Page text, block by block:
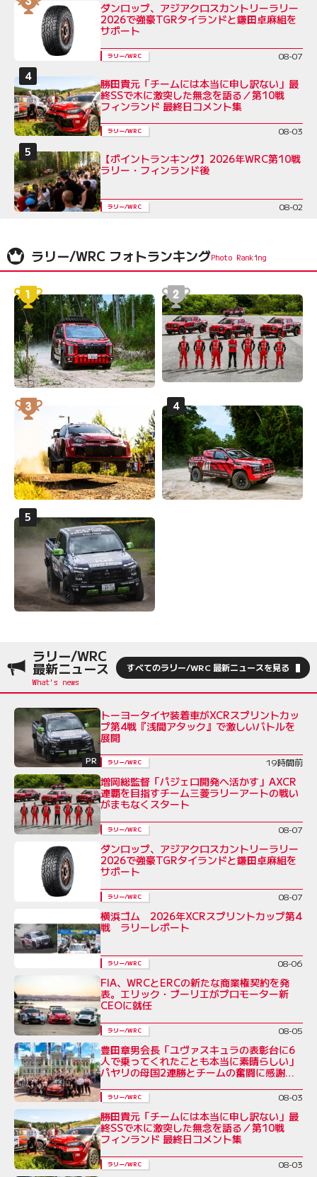
ダンロップ、アジアクロスカントリーラリー
2026で強豪TGRタイランドと鎌田卓麻組を
サポート
ラリー/WRC 08-07
勝田貴元「チームには本当に申し訳ない」最
終SSで木に激突した無念を語る／第10戦
フィンランド 最終日コメント集
ラリー/WRC 08-03
【ポイントランキング】2026年WRC第10戦
ラリー・フィンランド後
ラリー/WRC 08-02
ラリー/WRC フォトランキング
ラリー/WRC
最新ニュース すべてのラリー/WRC 最新ニュースを見る
PR
トーヨータイヤ装着車がXCRスプリントカッ
プ第4戦『浅間アタック』で激しいバトルを
展開
ラリー/WRC 19時間前
増岡総監督「パジェロ開発へ活かす」AXCR
連覇を目指すチーム三菱ラリーアートの戦い
がまもなくスタート
ラリー/WRC 08-07
ダンロップ、アジアクロスカントリーラリー
2026で強豪TGRタイランドと鎌田卓麻組を
サポート
ラリー/WRC 08-07
横浜ゴム 2026年XCRスプリントカップ第4
戦 ラリーレポート
ラリー/WRC 08-06
FIA、WRCとERCの新たな商業権契約を発
表。エリック・ブーリエがプロモーター新
CEOに就任
ラリー/WRC 08-05
豊田章男会長「ユヴァスキュラの表彰台に6
人で乗ってくれたことも本当に素晴らしい」
パヤリの母国2連勝とチームの奮闘に感謝を
ラリー/WRC 08-03
勝田貴元「チームには本当に申し訳ない」最
終SSで木に激突した無念を語る／第10戦
フィンランド 最終日コメント集
ラリー/WRC 08-03